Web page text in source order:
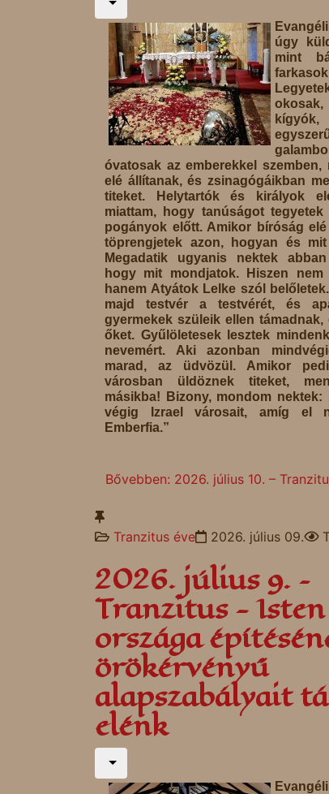
úgy
mint
óvatosak az emberekkel szemben,
elé állítanak, és zsinagógáikban
titeket. Helytartók és királyok
miattam, hogy tanúságot
pogányok előtt. Amikor bíróság
töprengjetek azon, hogyan és mit
Megadatik ugyanis nektek
hogy mit mondjatok. Hiszen nem
hanem Atyátok Lelke szól
majd testvér a testvérét, és
gyermekek szüleik ellen támadnak,
őket. Gyűlöletesek lesztek
nevemért. Aki azonban
marad, az üdvözül. Amikor
városban üldöznek titeket,
másikba! Bizony, mondom nektek:
végig Izrael városait, amíg el
Emberfia.”
Bővebben: 2026. július 10. –
Tranzitus éve 2026. július 09.
2026. július 9. –
Tranzitus - Isten
országa
örökérvényű
alapszabályait
elénk